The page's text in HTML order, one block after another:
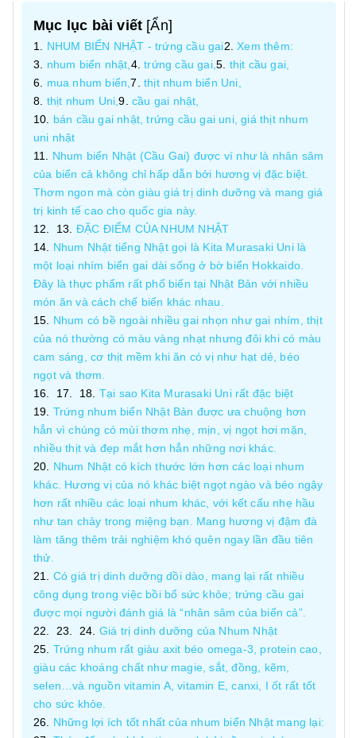
Mục lục bài viết [Ẩn]
NHUM BIỂN NHẬT - trứng cầu gai
Xem thêm:
nhum biển nhật,
trứng cầu gai,
thịt cầu gai,
mua nhum biển,
thịt nhum biển Uni,
thịt nhum Uni,
cầu gai nhật,
bán cầu gai nhật, trứng cầu gai uni, giá thịt nhum
uni nhật
Nhum biển Nhật (Cầu Gai) được ví như là nhân sâm
của biển cả không chỉ hấp dẫn bởi hương vị đặc biệt.
Thơm ngon mà còn giàu giá trị dinh dưỡng và mang giá
trị kinh tế cao cho quốc gia này.
ĐẶC ĐIỂM CỦA NHUM NHẬT
Nhum Nhật tiếng Nhật gọi là Kita Murasaki Uni là
một loại nhím biển gai dài sống ở bờ biển Hokkaido.
Đây là thực phẩm rất phổ biến tại Nhật Bản với nhiều
món ăn và cách chế biến khác nhau.
Nhum có bề ngoài nhiều gai nhọn như gai nhím, thịt
của nó thường có màu vàng nhạt nhưng đôi khi có màu
cam sáng, cơ thịt mềm khi ăn có vị như hạt dẻ, béo
ngọt và thơm.
Tại sao Kita Murasaki Uni rất đặc biệt
Trứng nhum biển Nhật Bản được ưa chuộng hơn
hẳn vì chúng có mùi thơm nhẹ, mịn, vị ngọt hơi mặn,
nhiều thịt và đẹp mắt hơn hẳn những nơi khác.
Nhum Nhật có kích thước lớn hơn các loại nhum
khác. Hương vị của nó khác biệt ngọt ngào và béo ngậy
hơn rất nhiều các loại nhum khác, với kết cấu nhẹ hầu
như tan chảy trong miệng bạn. Mang hương vị đậm đà
làm tăng thêm trải nghiệm khó quên ngay lần đầu tiên
thử.
Có giá trị dinh dưỡng dồi dào, mang lại rất nhiều
công dụng trong việc bồi bổ sức khỏe; trứng cầu gai
được mọi người đánh giá là “nhân sâm của biển cả”.
Giá trị dinh dưỡng của Nhum Nhật
Trứng nhum rất giàu axit béo omega-3, protein cao,
giàu các khoáng chất như magie, sắt, đồng, kẽm,
selen…và nguồn vitamin A, vitamin E, canxi, I ốt rất tốt
cho sức khỏe.
Những lợi ích tốt nhất của nhum biển Nhật mang lại: